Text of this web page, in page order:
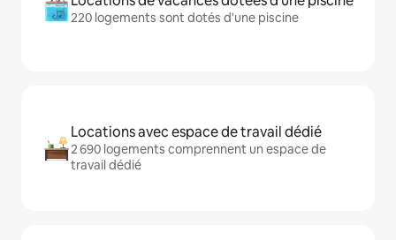
220 logements sont dotés d'une piscine
Locations avec espace de travail dédié
2 690 logements comprennent un espace de
travail dédié